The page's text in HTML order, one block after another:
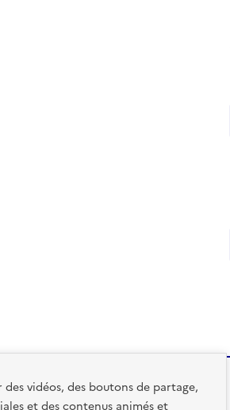
vidéos, des boutons de partage,
et des contenus animés et